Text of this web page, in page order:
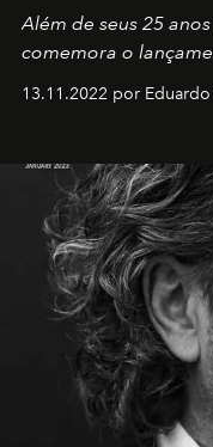
Além de seus 25
comemora o
13.11.2022 por